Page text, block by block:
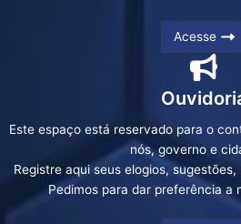
Acesse
Este espaço está reservado para o
nós, governo e
Registre aqui seus elogios,
Pedimos para dar preferência a